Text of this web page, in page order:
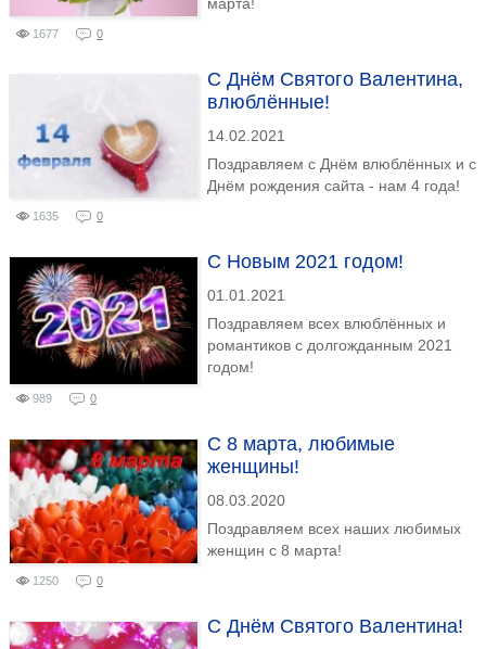
1677 0
C Днём Святого Валентина,
влюблённые!
14.02.2021
Поздравляем с Днём влюблённых и с
Днём рождения сайта - нам 4 года!
1635 0
С Новым 2021 годом!
01.01.2021
Поздравляем всех влюблённых и
романтиков с долгожданным 2021
годом!
989 0
С 8 марта, любимые
женщины!
08.03.2020
Поздравляем всех наших любимых
женщин с 8 марта!
1250 0
C Днём Святого Валентина!